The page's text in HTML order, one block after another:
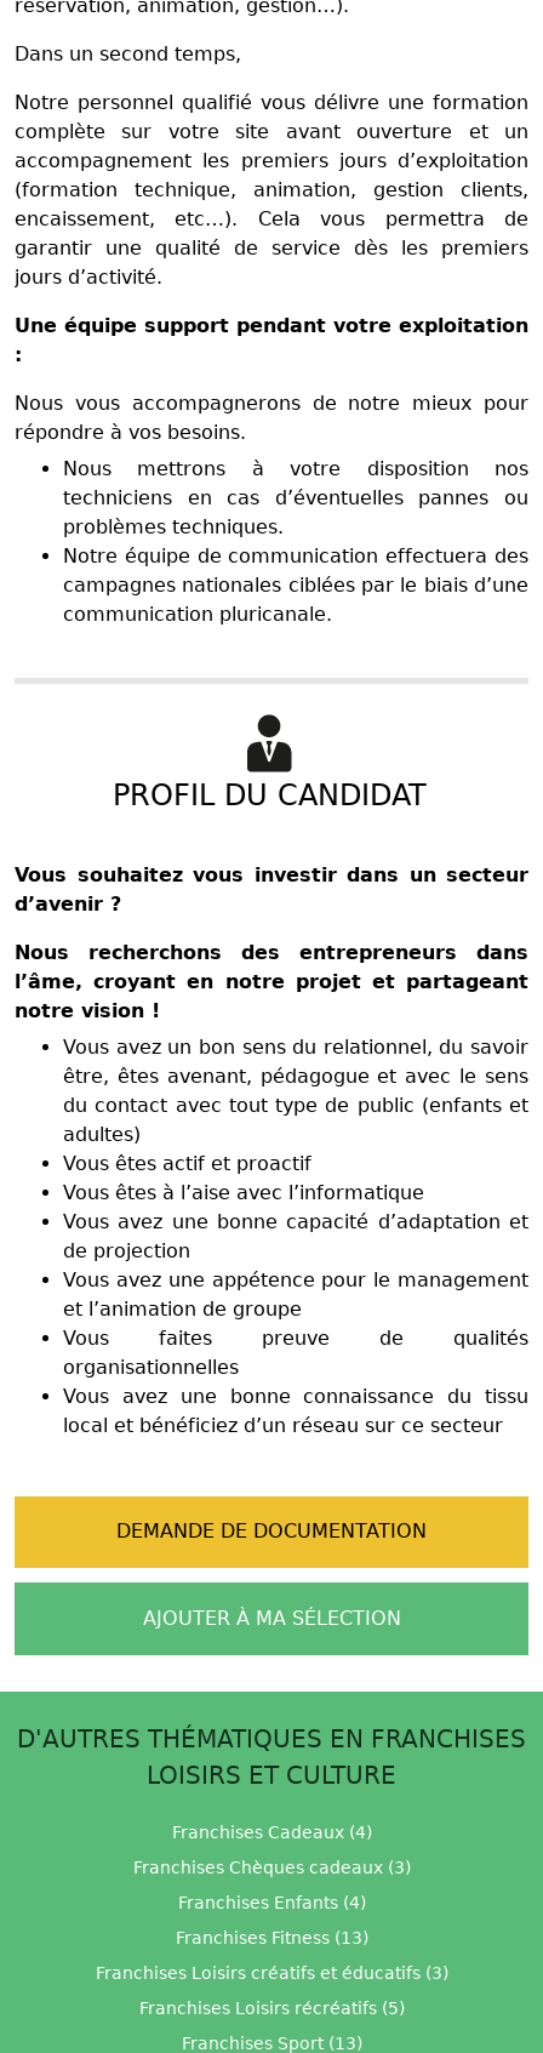
réservation, animation, gestion…).
Dans un second temps,
Notre personnel qualifié vous délivre une formation
complète sur votre site avant ouverture et un
accompagnement les premiers jours d’exploitation
(formation technique, animation, gestion clients,
encaissement, etc…). Cela vous permettra de
garantir une qualité de service dès les premiers
jours d’activité.
Une équipe support pendant votre exploitation
:
Nous vous accompagnerons de notre mieux pour
répondre à vos besoins.
Nous mettrons à votre disposition nos
techniciens en cas d’éventuelles pannes ou
problèmes techniques.
Notre équipe de communication effectuera des
campagnes nationales ciblées par le biais d’une
communication pluricanale.
PROFIL DU CANDIDAT
Vous souhaitez vous investir dans un secteur
d’avenir ?
Nous recherchons des entrepreneurs dans
l’âme, croyant en notre projet et partageant
notre vision !
Vous avez un bon sens du relationnel, du savoir
être, êtes avenant, pédagogue et avec le sens
du contact avec tout type de public (enfants et
adultes)
Vous êtes actif et proactif
Vous êtes à l’aise avec l’informatique
Vous avez une bonne capacité d’adaptation et
de projection
Vous avez une appétence pour le management
et l’animation de groupe
Vous faites preuve de qualités
organisationnelles
Vous avez une bonne connaissance du tissu
local et bénéficiez d’un réseau sur ce secteur
DEMANDE DE DOCUMENTATION
AJOUTER À MA SÉLECTION
D'AUTRES THÉMATIQUES EN FRANCHISES
LOISIRS ET CULTURE
Franchises Cadeaux (4)
Franchises Chèques cadeaux (3)
Franchises Enfants (4)
Franchises Fitness (13)
Franchises Loisirs créatifs et éducatifs (3)
Franchises Loisirs récréatifs (5)
Franchises Sport (13)